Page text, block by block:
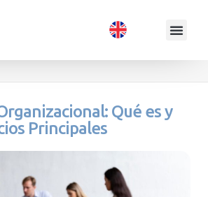
Qué es y
Principales